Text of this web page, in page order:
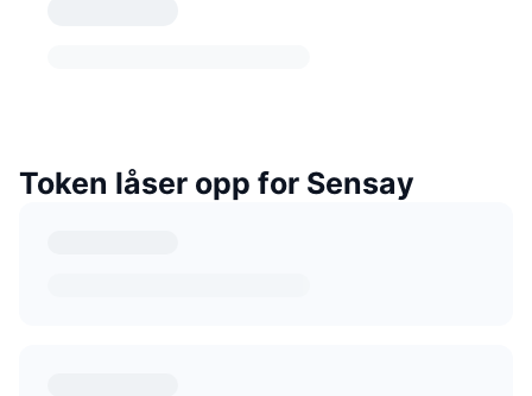
Token låser opp for Sensay